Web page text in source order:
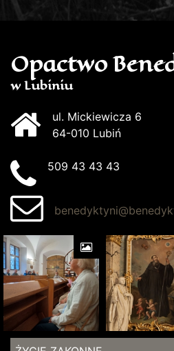
Opactwo
w Lubiniu
ul. Mickiewicza 6
64-010 Lubiń
509 43 43 43